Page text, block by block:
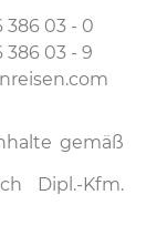
386 03 - 0
386 03 - 9
gemäß
Dipl.-Kfm.